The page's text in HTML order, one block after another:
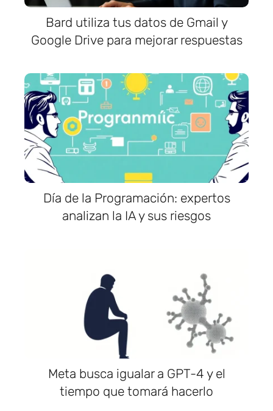
Bard utiliza tus datos de Gmail y
Google Drive para mejorar respuestas
Día de la Programación: expertos
analizan la IA y sus riesgos
Meta busca igualar a GPT-4 y el
tiempo que tomará hacerlo